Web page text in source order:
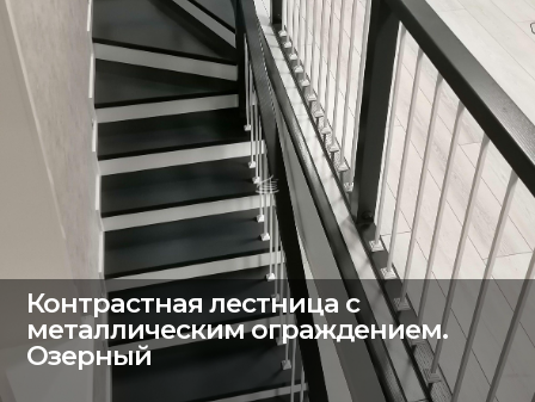
Контрастная лестница с
металлическим ограждением.
Озерный